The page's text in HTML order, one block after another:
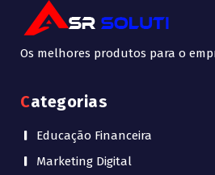
Os melhores produtos para o
Categorias
Educação Financeira
Marketing Digital